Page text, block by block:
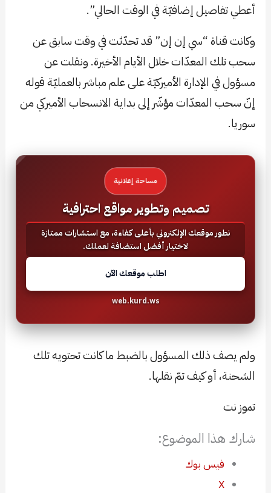
أعطي تفاصيل إضافيّة في الوقت الحالي”.
وكانت قناة “سي إن إن” قد تحدّثت في وقت سابق عن
سحب تلك المعدّات خلال الأيام الأخيرة. ونقلت عن
مسؤول في الإدارة الأميركيّة على علم مباشر بالعمليّة قوله
إنّ سحب المعدّات مؤشّر إلى بداية الانسحاب الأميركي من
سوريا.
مساحة إعلانية
تصميم وتطوير مواقع احترافية
نطور موقعك الإلكتروني بأعلى كفاءة، مع استشارات ممتازة
لاختيار أفضل استضافة لعملك.
اطلب موقعك الآن
web.kurd.ws
ولم يصف ذلك المسؤول بالضبط ما كانت تحتويه تلك
الشحنة، أو كيف تمّ نقلها.
تموز نت
شارك هذا الموضوع:
فيس بوك
X